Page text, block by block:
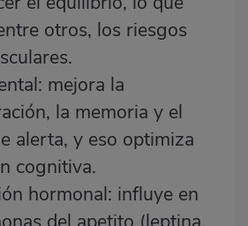
otros, los riesgos
mejora la
la memoria y el
alerta, y eso optimiza
cognitiva.
hormonal: influye en